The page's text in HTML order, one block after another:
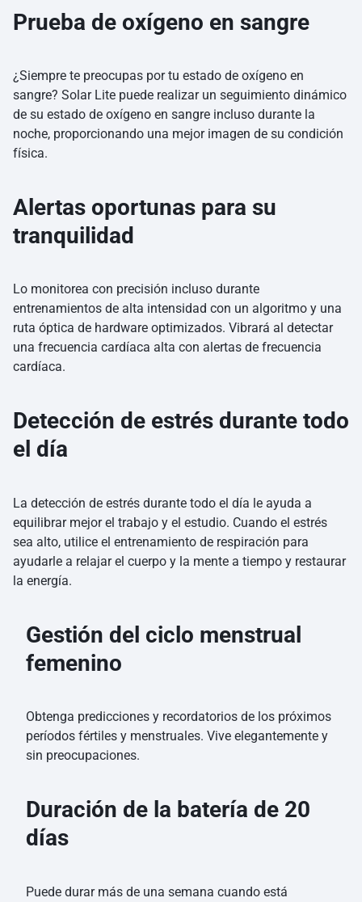
Prueba de oxígeno en sangre
¿Siempre te preocupas por tu estado de oxígeno en
sangre? Solar Lite puede realizar un seguimiento dinámico
de su estado de oxígeno en sangre incluso durante la
noche, proporcionando una mejor imagen de su condición
física.
Alertas oportunas para su
tranquilidad
Lo monitorea con precisión incluso durante
entrenamientos de alta intensidad con un algoritmo y una
ruta óptica de hardware optimizados. Vibrará al detectar
una frecuencia cardíaca alta con alertas de frecuencia
cardíaca.
Detección de estrés durante todo
el día
La detección de estrés durante todo el día le ayuda a
equilibrar mejor el trabajo y el estudio. Cuando el estrés
sea alto, utilice el entrenamiento de respiración para
ayudarle a relajar el cuerpo y la mente a tiempo y restaurar
la energía.
Gestión del ciclo menstrual
femenino
Obtenga predicciones y recordatorios de los próximos
períodos fértiles y menstruales. Vive elegantemente y
sin preocupaciones.
Duración de la batería de 20
días
Puede durar más de una semana cuando está